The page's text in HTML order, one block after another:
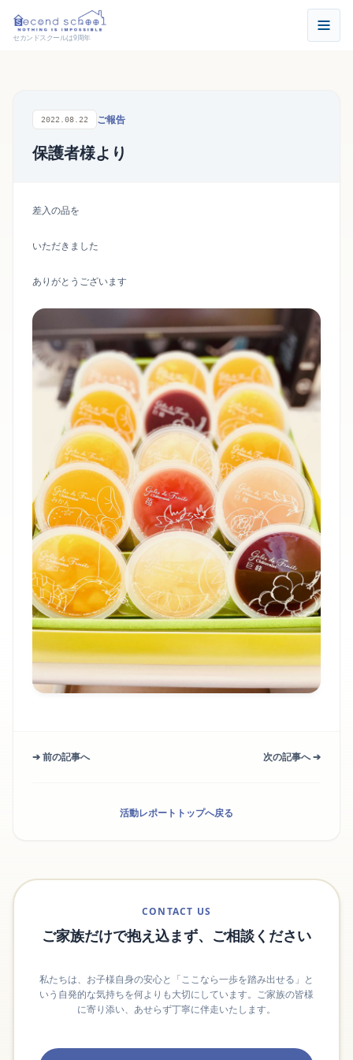
セカンドスクールは9周年
2022.08.22 ご報告
保護者様より
差入の品を
いただきました
ありがとうございます
➔ 前の記事へ 次の記事へ ➔
活動レポートトップへ戻る
CONTACT US
ご家族だけで抱え込まず、ご相談ください
私たちは、お子様自身の安心と「ここなら一歩を踏み出せる」と
いう自発的な気持ちを何よりも大切にしています。ご家族の皆様
に寄り添い、あせらず丁寧に伴走いたします。